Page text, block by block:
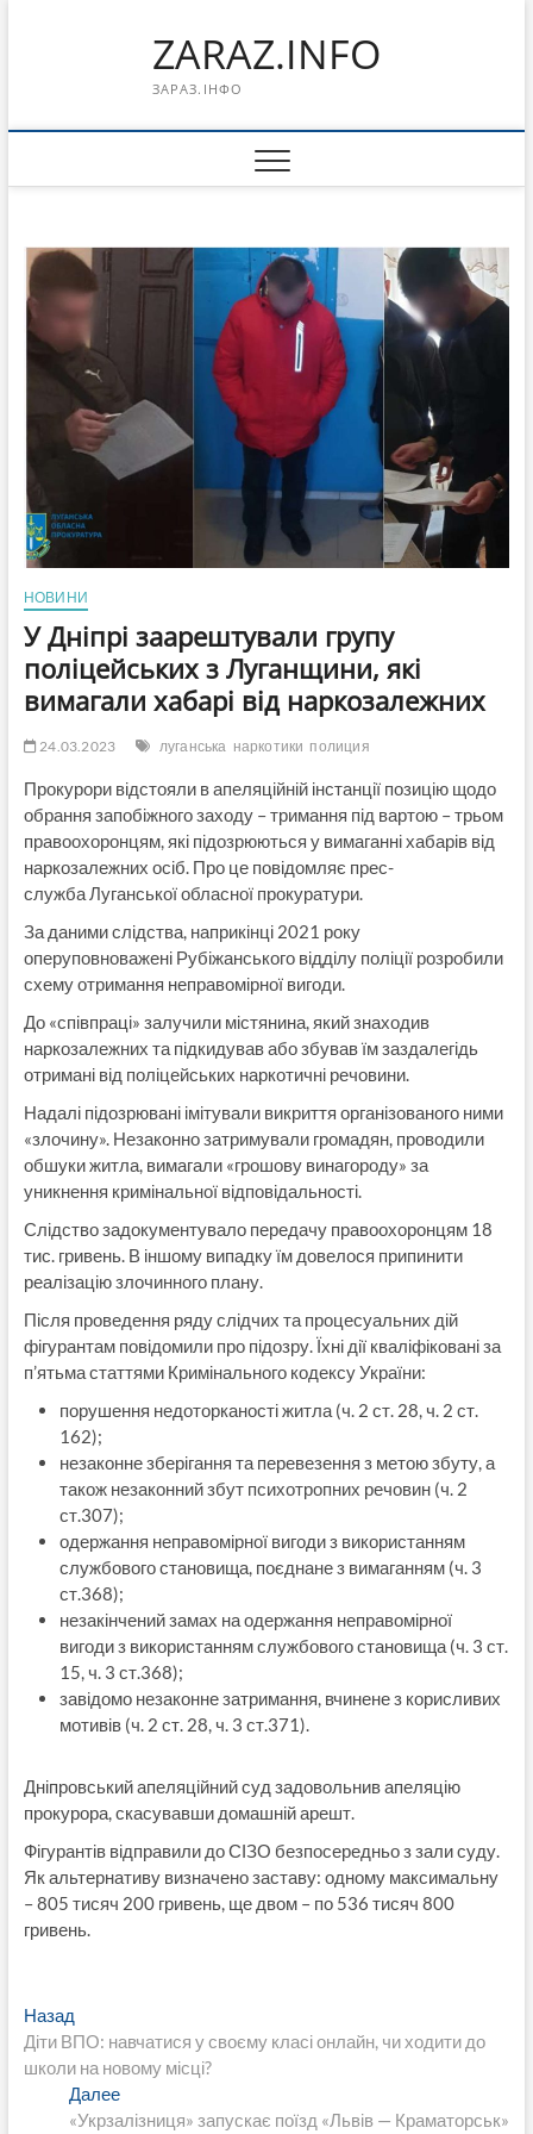
ZARAZ.INFO
ЗАРАЗ.ІНФО
НОВИНИ
У Дніпрі заарештували групу
поліцейських з Луганщини, які
вимагали хабарі від наркозалежних
24.03.2023 луганська наркотики полиция
Прокурори відстояли в апеляційній інстанції позицію щодо
обрання запобіжного заходу – тримання під вартою – трьом
правоохоронцям, які підозрюються у вимаганні хабарів від
наркозалежних осіб. Про це повідомляє прес-
служба Луганської обласної прокуратури.
За даними слідства, наприкінці 2021 року
оперуповноважені Рубіжанського відділу поліції розробили
схему отримання неправомірної вигоди.
До «співпраці» залучили містянина, який знаходив
наркозалежних та підкидував або збував їм заздалегідь
отримані від поліцейських наркотичні речовини.
Надалі підозрювані імітували викриття організованого ними
«злочину». Незаконно затримували громадян, проводили
обшуки житла, вимагали «грошову винагороду» за
уникнення кримінальної відповідальності.
Слідство задокументувало передачу правоохоронцям 18
тис. гривень. В іншому випадку їм довелося припинити
реалізацію злочинного плану.
Після проведення ряду слідчих та процесуальних дій
фігурантам повідомили про підозру. Їхні дії кваліфіковані за
п’ятьма статтями Кримінального кодексу України:
порушення недоторканості житла (ч. 2 ст. 28, ч. 2 ст.
162);
незаконне зберігання та перевезення з метою збуту, а
також незаконний збут психотропних речовин (ч. 2
ст.307);
одержання неправомірної вигоди з використанням
службового становища, поєднане з вимаганням (ч. 3
ст.368);
незакінчений замах на одержання неправомірної
вигоди з використанням службового становища (ч. 3 ст.
15, ч. 3 ст.368);
завідомо незаконне затримання, вчинене з корисливих
мотивів (ч. 2 ст. 28, ч. 3 ст.371).
Дніпровський апеляційний суд задовольнив апеляцію
прокурора, скасувавши домашній арешт.
Фігурантів відправили до СІЗО безпосередньо з зали суду.
Як альтернативу визначено заставу: одному максимальну
– 805 тисяч 200 гривень, ще двом – по 536 тисяч 800
гривень.
Навигация
по
записям
НазадПредыдущая
запись:
Діти ВПО: навчатися у своєму класі онлайн, чи ходити до
школи на новому місці?
ДалееСледующая
запись:
«Укрзалізниця» запускає поїзд «Львів — Краматорськ»